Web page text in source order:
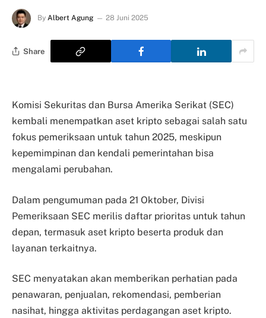
By Albert Agung 28 Juni 2025
Share
Komisi Sekuritas dan Bursa Amerika Serikat (SEC)
kembali menempatkan aset kripto sebagai salah satu
fokus pemeriksaan untuk tahun 2025, meskipun
kepemimpinan dan kendali pemerintahan bisa
mengalami perubahan.
Dalam pengumuman pada 21 Oktober, Divisi
Pemeriksaan SEC merilis daftar prioritas untuk tahun
depan, termasuk aset kripto beserta produk dan
layanan terkaitnya.
SEC menyatakan akan memberikan perhatian pada
penawaran, penjualan, rekomendasi, pemberian
nasihat, hingga aktivitas perdagangan aset kripto.